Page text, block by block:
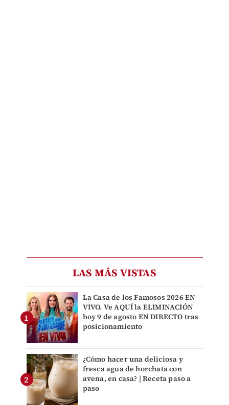
LAS MÁS VISTAS
La Casa de los Famosos 2026 EN
VIVO. Ve AQUÍ la ELIMINACIÓN
hoy 9 de agosto EN DIRECTO tras
posicionamiento
¿Cómo hacer una deliciosa y
fresca agua de horchata con
avena, en casa? | Receta paso a
paso